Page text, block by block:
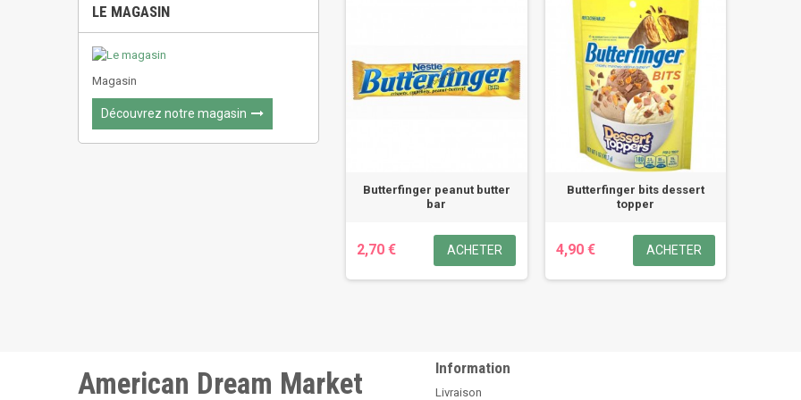
LE MAGASIN
Magasin
Découvrez notre magasin
Butterfinger peanut butter
bar
2,70 € ACHETER
Butterfinger bits dessert
topper
4,90 € ACHETER
American Dream Market Information
Livraison